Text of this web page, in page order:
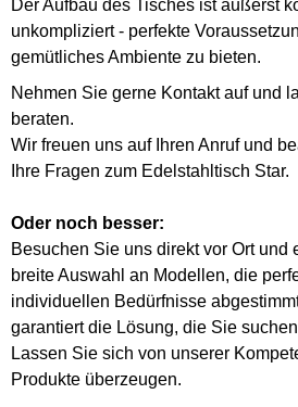
Der Aufbau des Tisches ist äußerst
unkompliziert - perfekte
gemütliches Ambiente zu bieten.
Nehmen Sie gerne Kontakt auf und
beraten.
Wir freuen uns auf Ihren Anruf und
Ihre Fragen zum Edelstahltisch Star.
Oder noch besser:
Besuchen Sie uns direkt vor Ort und
breite Auswahl an Modellen, die
individuellen Bedürfnisse
garantiert die Lösung, die Sie
Lassen Sie sich von unserer
Produkte überzeugen.